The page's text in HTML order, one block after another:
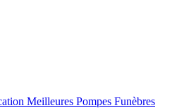
Meilleures Pompes Funèbres